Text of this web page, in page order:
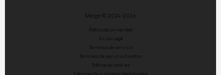
Merge © 2024-2026
Política de privacidad
Aviso Legal
Términos de servicio
Términos de servicio Eventos
Política de cookies